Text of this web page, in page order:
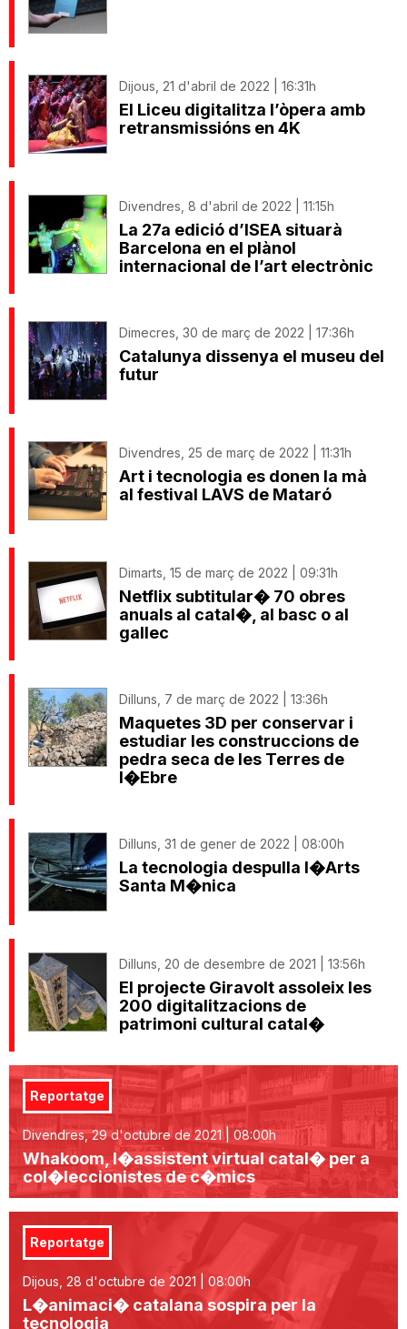
Dijous, 21 d'abril de 2022 | 16:31h
El Liceu digitalitza l’òpera amb
retransmissións en 4K
Divendres, 8 d'abril de 2022 | 11:15h
La 27a edició d’ISEA situarà
Barcelona en el plànol
internacional de l’art electrònic
Dimecres, 30 de març de 2022 | 17:36h
Catalunya dissenya el museu del
futur
Divendres, 25 de març de 2022 | 11:31h
Art i tecnologia es donen la mà
al festival LAVS de Mataró
Dimarts, 15 de març de 2022 | 09:31h
Netflix subtitular� 70 obres
anuals al catal�, al basc o al
gallec
Dilluns, 7 de març de 2022 | 13:36h
Maquetes 3D per conservar i
estudiar les construccions de
pedra seca de les Terres de
l�Ebre
Dilluns, 31 de gener de 2022 | 08:00h
La tecnologia despulla l�Arts
Santa M�nica
Dilluns, 20 de desembre de 2021 | 13:56h
El projecte Giravolt assoleix les
200 digitalitzacions de
patrimoni cultural catal�
Reportatge
Divendres, 29 d'octubre de 2021 | 08:00h
Whakoom, l�assistent virtual catal� per a
col�leccionistes de c�mics
Reportatge
Dijous, 28 d'octubre de 2021 | 08:00h
L�animaci� catalana sospira per la
tecnologia